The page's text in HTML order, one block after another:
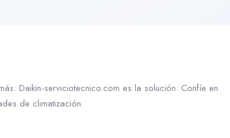
Daikin-serviciotecnico.com es la solución. Confíe en
de climatización.